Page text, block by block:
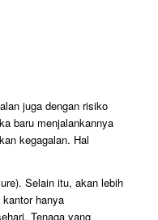
juga dengan risiko
baru menjalankannya
kegagalan. Hal
. Selain itu, akan lebih
hanya
Tenaga yang